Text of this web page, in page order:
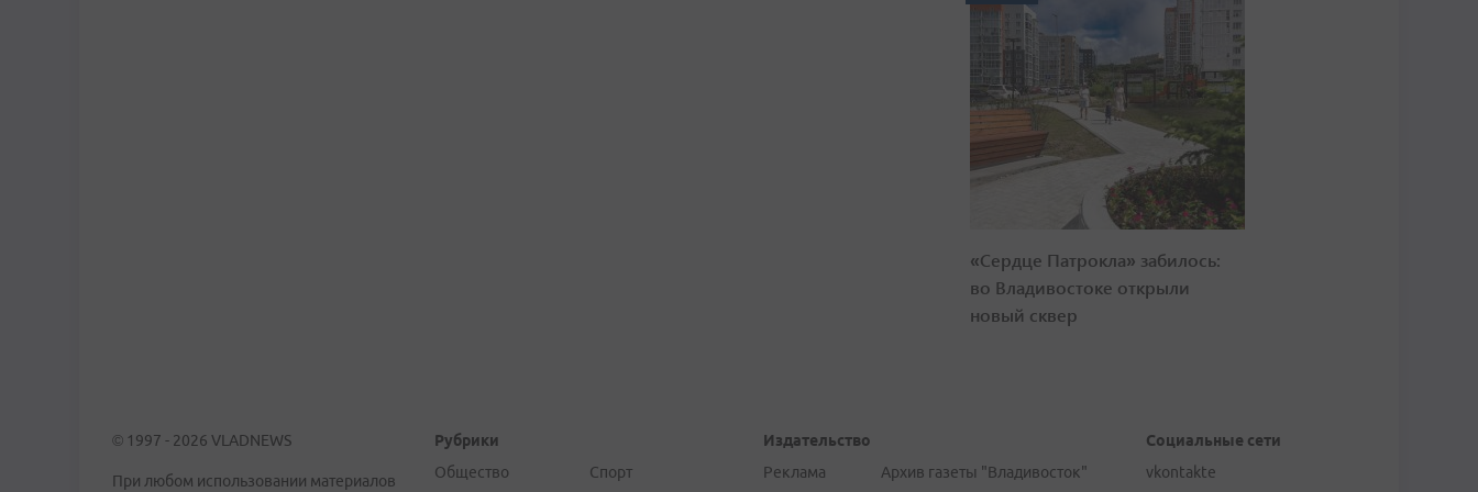
«Сердце Патрокла» забилось:
во Владивостоке открыли
новый сквер
© 1997 - 2026 VLADNEWS
При любом использовании материалов
Рубрики
Общество
Спорт
Издательство
Реклама
Архив газеты "Владивосток"
Социальные сети
vkontakte